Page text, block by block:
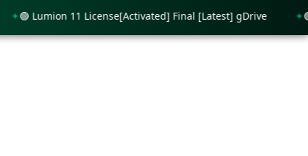
🟢 Lumion 11 License[Activated] Final [Latest] gDrive 🟢